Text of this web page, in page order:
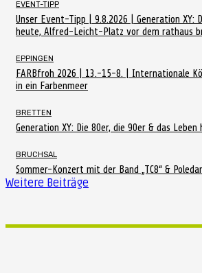
EVENT-TIPP
Unser Event-Tipp | 9.8.2026 | Generation XY:
heute, Alfred-Leicht-Platz vor dem rathaus
EPPINGEN
FARBfroh 2026 | 13.-15-8. | Internationale
in ein Farbenmeer
BRETTEN
Generation XY: Die 80er, die 90er & das Leben
BRUCHSAL
Sommer-Konzert mit der Band „TC8“ &
Weitere Beiträge